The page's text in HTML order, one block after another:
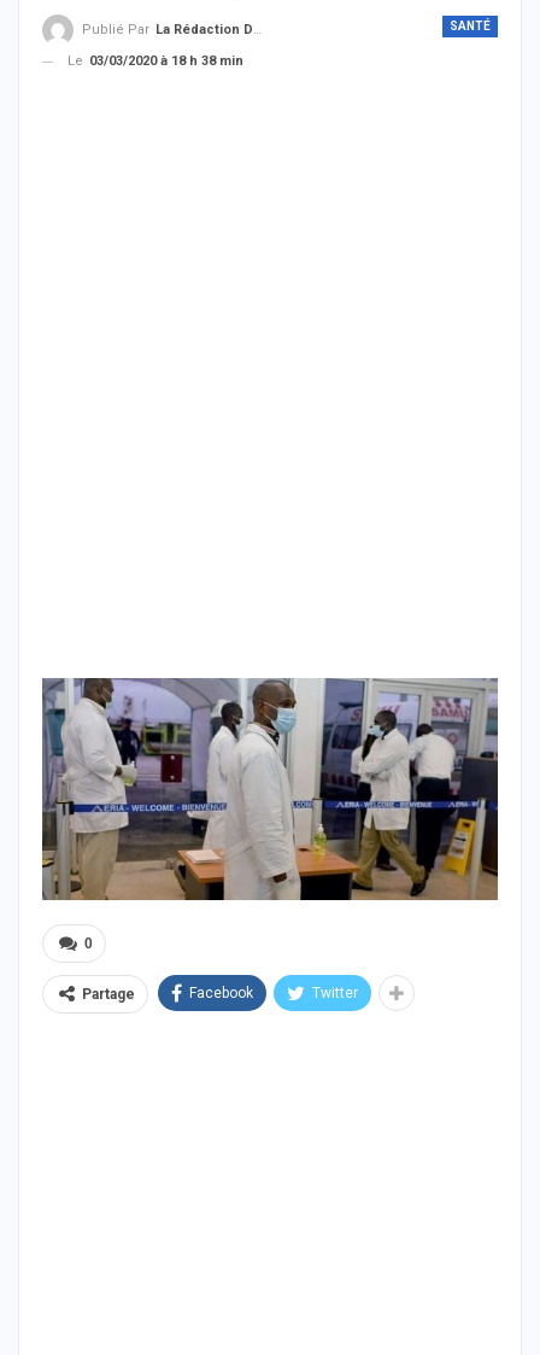
SANTÉ
Publié Par La Rédaction De THIEYSENEGAL.com
Le 03/03/2020 à 18 h 38 min
0
Partage Facebook Twitter